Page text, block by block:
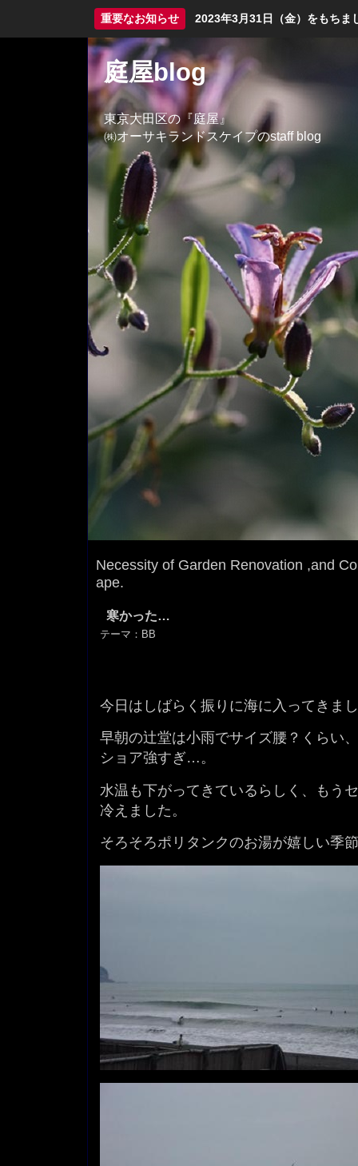
重要なお知らせ 2023年3月31日（金）をもちま
庭屋blog
東京大田区の『庭屋』
㈱オーサキランドスケイプのstaff blog
Necessity of Garden Renovation ,and
ape.
寒かった…
テーマ： BB
今日はしばらく振りに海に入ってきま
早朝の辻堂は小雨でサイズ腰？くらい
ショア強すぎ…。
水温も下がってきているらしく、もう
冷えました。
そろそろポリタンクのお湯が嬉しい季